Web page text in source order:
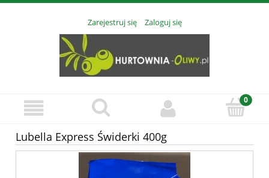
Zarejestruj się Zaloguj się
Lubella Express Świderki 400g